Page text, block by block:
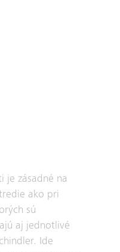
je zásadné na
ako pri
sú
aj jednotlivé
Ide